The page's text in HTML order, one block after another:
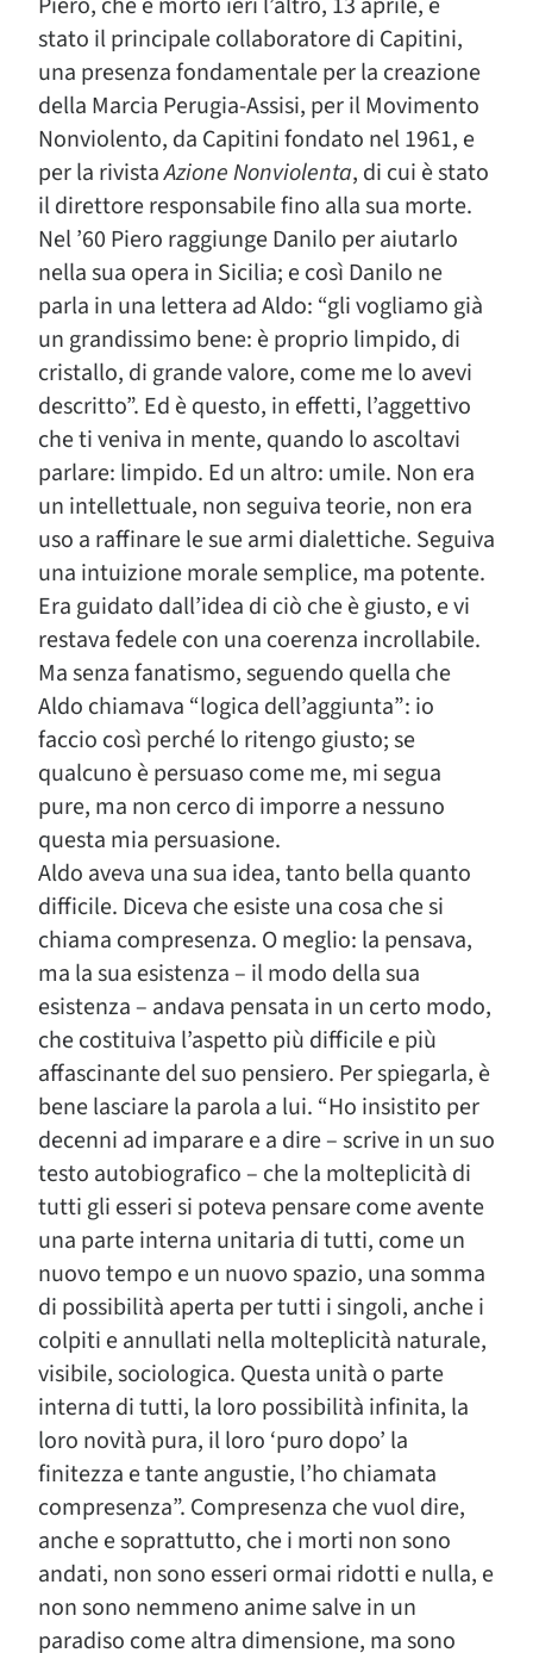
stato il principale collaboratore di Capitini,
una presenza fondamentale per la creazione
della Marcia Perugia-Assisi, per il Movimento
Nonviolento, da Capitini fondato nel 1961, e
per la rivistaAzione Nonviolenta, di cui è stato
il direttore responsabile fino alla sua morte.
Nel ’60 Piero raggiunge Danilo per aiutarlo
nella sua opera in Sicilia; e così Danilo ne
parla in una lettera ad Aldo: “gli vogliamo già
un grandissimo bene: è proprio limpido, di
cristallo, di grande valore, come me lo avevi
descritto”. Ed è questo, in effetti, l’aggettivo
che ti veniva in mente, quando lo ascoltavi
parlare: limpido. Ed un altro: umile. Non era
un intellettuale, non seguiva teorie, non era
uso a raffinare le sue armi dialettiche. Seguiva
una intuizione morale semplice, ma potente.
Era guidato dall’idea di ciò che è giusto, e vi
restava fedele con una coerenza incrollabile.
Ma senza fanatismo, seguendo quella che
Aldo chiamava “logica dell’aggiunta”: io
faccio così perché lo ritengo giusto; se
qualcuno è persuaso come me, mi segua
pure, ma non cerco di imporre a nessuno
questa mia persuasione.
Aldo aveva una sua idea, tanto bella quanto
difficile. Diceva che esiste una cosa che si
chiama compresenza. O meglio: la pensava,
ma la sua esistenza – il modo della sua
esistenza – andava pensata in un certo modo,
che costituiva l’aspetto più difficile e più
affascinante del suo pensiero. Per spiegarla, è
bene lasciare la parola a lui. “Ho insistito per
decenni ad imparare e a dire – scrive in un suo
testo autobiografico – che la molteplicità di
tutti gli esseri si poteva pensare come avente
una parte interna unitaria di tutti, come un
nuovo tempo e un nuovo spazio, una somma
di possibilità aperta per tutti i singoli, anche i
colpiti e annullati nella molteplicità naturale,
visibile, sociologica. Questa unità o parte
interna di tutti, la loro possibilità infinita, la
loro novità pura, il loro ‘puro dopo’ la
finitezza e tante angustie, l’ho chiamata
compresenza”. Compresenza che vuol dire,
anche e soprattutto, che i morti non sono
andati, non sono esseri ormai ridotti e nulla, e
non sono nemmeno anime salve in un
paradiso come altra dimensione, ma sono